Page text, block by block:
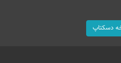
دسکتاپ